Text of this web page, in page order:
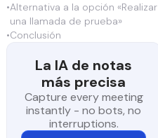
•Alternativa a la opción «Realizar
una llamada de prueba»
•Conclusión
La IA de notas
más precisa
Capture every meeting
instantly - no bots, no
interruptions.